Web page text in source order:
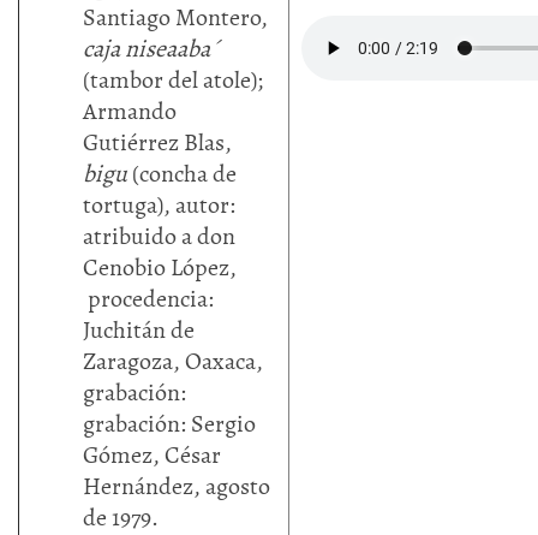
Santiago Montero,
caja niseaaba´
(tambor del atole);
Armando
Gutiérrez Blas,
bigu(concha de
tortuga), autor:
atribuido a don
Cenobio López,
procedencia:
Juchitán de
Zaragoza, Oaxaca,
grabación:
grabación: Sergio
Gómez, César
Hernández, agosto
de 1979.